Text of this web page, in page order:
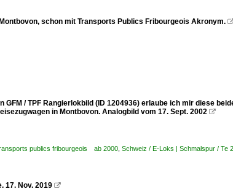
schon mit Transports Publics Fribourgeois Akronym.
/ TPF Rangierlokbild (ID 1204936) erlaube ich mir diese
in Montbovon. Analogbild vom 17. Sept. 2002 
publics fribourgeois ab 2000 Schweiz / E-Loks | Schmalspur / Te
17. Nov. 2019 